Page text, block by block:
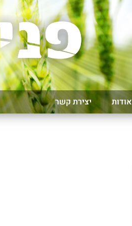
אודות יצירת קשר